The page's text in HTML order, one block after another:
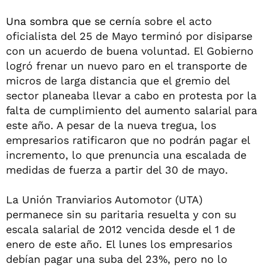
Una sombra que se cernía sobre el acto
oficialista del 25 de Mayo terminó por disiparse
con un acuerdo de buena voluntad. El Gobierno
logró frenar un nuevo paro en el transporte de
micros de larga distancia que el gremio del
sector planeaba llevar a cabo en protesta por la
falta de cumplimiento del aumento salarial para
este año. A pesar de la nueva tregua, los
empresarios ratificaron que no podrán pagar el
incremento, lo que prenuncia una escalada de
medidas de fuerza a partir del 30 de mayo.
La Unión Tranviarios Automotor (UTA)
permanece sin su paritaria resuelta y con su
escala salarial de 2012 vencida desde el 1 de
enero de este año. El lunes los empresarios
debían pagar una suba del 23%, pero no lo